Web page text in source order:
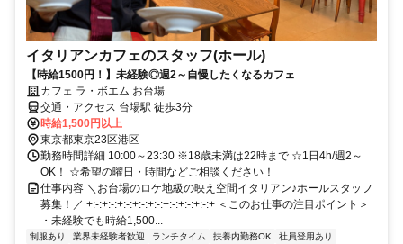
イタリアンカフェのスタッフ(ホール)
【時給1500円！】未経験◎週2～自慢したくなるカフェ
カフェ ラ・ボエム お台場
交通・アクセス 台場駅 徒歩3分
時給1,500円以上
東京都東京23区港区
勤務時間詳細 10:00～23:30 ※18歳未満は22時まで ☆1日4h/週2～
OK！ ☆希望の曜日・時間などご相談ください！
仕事内容 ＼お台場のロケ地級の映え空間イタリアン♪ホールスタッフ
募集！／ +:-:+:-:+:-:+:-:+:-:+:-:+:-:+:-:+ ＜このお仕事の注目ポイント＞
・未経験でも時給1,500...
制服あり 業界未経験者歓迎 ランチタイム 扶養内勤務OK
社員登用あり